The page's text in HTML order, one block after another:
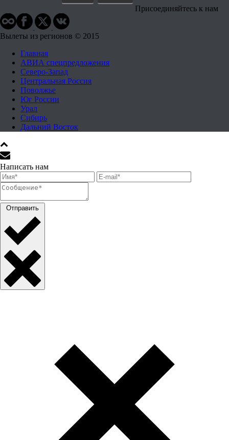
Присоединяйтесь к нам
Вылеты из регионов © 2015
Главная
АВИА спецпредложения
Северо-Запад
Центральная Россия
Поволжье
Юг России
Урал
Сибирь
Дальний Восток
Написать нам
Отправить